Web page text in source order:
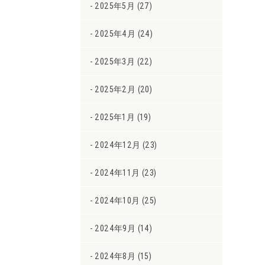
2025年5月 (27)
2025年4月 (24)
2025年3月 (22)
2025年2月 (20)
2025年1月 (19)
2024年12月 (23)
2024年11月 (23)
2024年10月 (25)
2024年9月 (14)
2024年8月 (15)